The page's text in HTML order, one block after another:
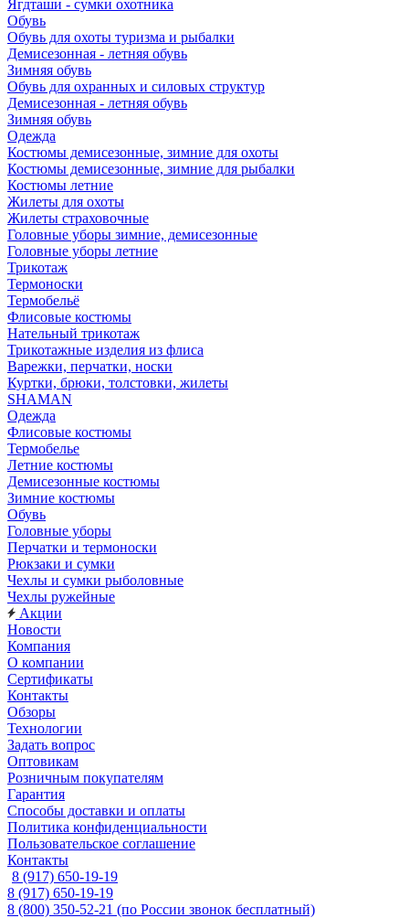
Ягдташи - сумки охотника
Обувь
Обувь для охоты туризма и рыбалки
Демисезонная - летняя обувь
Зимняя обувь
Обувь для охранных и силовых структур
Демисезонная - летняя обувь
Зимняя обувь
Одежда
Костюмы демисезонные, зимние для охоты
Костюмы демисезонные, зимние для рыбалки
Костюмы летние
Жилеты для охоты
Жилеты страховочные
Головные уборы зимние, демисезонные
Головные уборы летние
Трикотаж
Термоноски
Термобельё
Флисовые костюмы
Нательный трикотаж
Трикотажные изделия из флиса
Варежки, перчатки, носки
Куртки, брюки, толстовки, жилеты
SHAMAN
Одежда
Флисовые костюмы
Термобелье
Летние костюмы
Демисезонные костюмы
Зимние костюмы
Обувь
Головные уборы
Перчатки и термоноски
Рюкзаки и сумки
Чехлы и сумки рыболовные
Чехлы ружейные
Акции
Новости
Компания
О компании
Сертификаты
Контакты
Обзоры
Технологии
Задать вопрос
Оптовикам
Розничным покупателям
Гарантия
Способы доставки и оплаты
Политика конфиденциальности
Пользовательское соглашение
Контакты
8 (917) 650-19-19
8 (917) 650-19-19
8 (800) 350-52-21 (по России звонок бесплатный)